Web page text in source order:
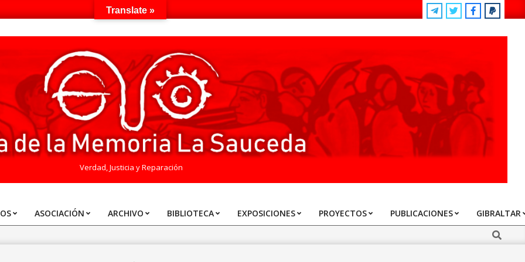
Verdad, Justicia y Reparación
ASOCIACIÓN ARCHIVO BIBLIOTECA EXPOSICIONES PROYECTOS PUBLICACIONES GIBRALTAR
Search
Translate »